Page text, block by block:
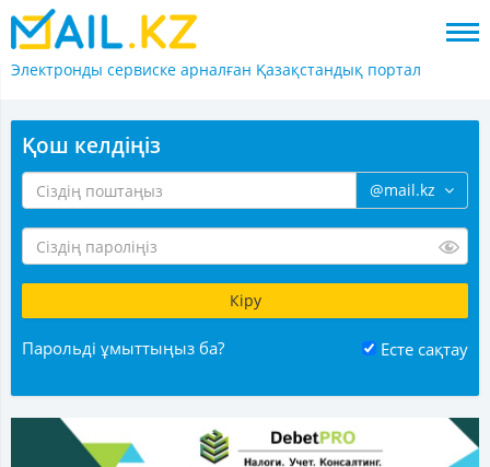
Электронды сервиске арналған Қазақстандық портал
Қош келдіңіз
@mail.kz
Парольді ұмыттыңыз ба? Есте сақтау